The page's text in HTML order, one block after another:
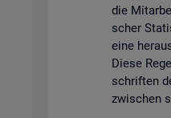
die
scher
eine
Diese
schrif­ten
zwi­schen